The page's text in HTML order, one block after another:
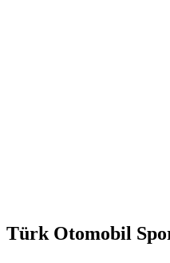
Türk Otomobil